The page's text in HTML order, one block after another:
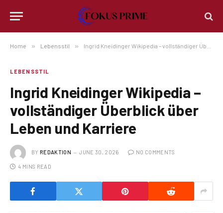
Home » Lebensstil » Ingrid Kneidinger Wikipedia – vollständiger Überblick über Leben und Karriere
LEBENSSTIL
Ingrid Kneidinger Wikipedia –
vollständiger Überblick über
Leben und Karriere
BY REDAKTION JUNE 30, 2026 NO COMMENTS
4 MINS READ